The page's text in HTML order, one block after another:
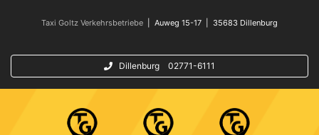
Taxi Goltz Verkehrsbetriebe | Auweg 15-17 | 35683 Dillenburg
Dillenburg 02771-6111